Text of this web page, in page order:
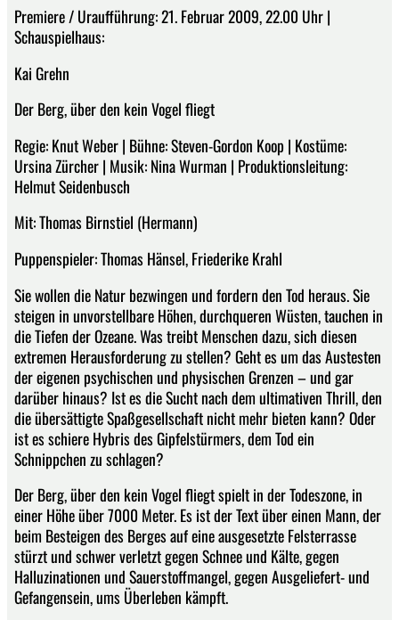
Premiere / Uraufführung: 21. Februar 2009, 22.00 Uhr |
Schauspielhaus:
Kai Grehn
Der Berg, über den kein Vogel fliegt
Regie: Knut Weber | Bühne: Steven-Gordon Koop | Kostüme:
Ursina Zürcher | Musik: Nina Wurman | Produktionsleitung:
Helmut Seidenbusch
Mit: Thomas Birnstiel (Hermann)
Puppenspieler: Thomas Hänsel, Friederike Krahl
Sie wollen die Natur bezwingen und fordern den Tod heraus. Sie
steigen in unvorstellbare Höhen, durchqueren Wüsten, tauchen in
die Tiefen der Ozeane. Was treibt Menschen dazu, sich diesen
extremen Herausforderung zu stellen? Geht es um das Austesten
der eigenen psychischen und physischen Grenzen – und gar
darüber hinaus? Ist es die Sucht nach dem ultimativen Thrill, den
die übersättigte Spaßgesellschaft nicht mehr bieten kann? Oder
ist es schiere Hybris des Gipfelstürmers, dem Tod ein
Schnippchen zu schlagen?
Der Berg, über den kein Vogel fliegt spielt in der Todeszone, in
einer Höhe über 7000 Meter. Es ist der Text über einen Mann, der
beim Besteigen des Berges auf eine ausgesetzte Felsterrasse
stürzt und schwer verletzt gegen Schnee und Kälte, gegen
Halluzinationen und Sauerstoffmangel, gegen Ausgeliefert- und
Gefangensein, ums Überleben kämpft.